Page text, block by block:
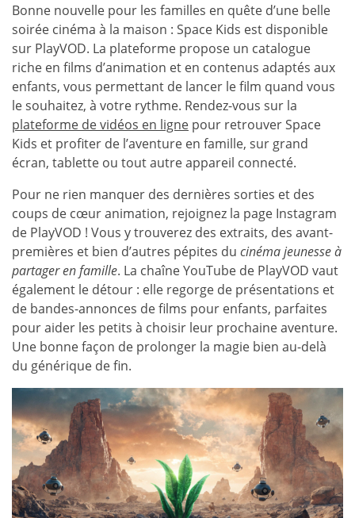
Bonne nouvelle pour les familles en quête d’une belle
soirée cinéma à la maison : Space Kids est disponible
sur PlayVOD. La plateforme propose un catalogue
riche en films d’animation et en contenus adaptés aux
enfants, vous permettant de lancer le film quand vous
le souhaitez, à votre rythme. Rendez-vous sur la
plateforme de vidéos en ligne pour retrouver Space
Kids et profiter de l’aventure en famille, sur grand
écran, tablette ou tout autre appareil connecté.
Pour ne rien manquer des dernières sorties et des
coups de cœur animation, rejoignez la page Instagram
de PlayVOD ! Vous y trouverez des extraits, des avant-
premières et bien d’autres pépites du cinéma jeunesse à
partager en famille. La chaîne YouTube de PlayVOD vaut
également le détour : elle regorge de présentations et
de bandes-annonces de films pour enfants, parfaites
pour aider les petits à choisir leur prochaine aventure.
Une bonne façon de prolonger la magie bien au-delà
du générique de fin.